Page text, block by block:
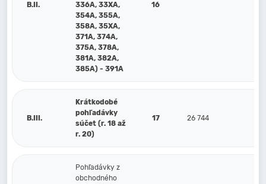
B.II.
336A, 33XA,
354A, 355A,
358A, 35XA,
371A, 374A,
375A, 378A,
381A, 382A,
385A) - 391A
16
B.III.
Krátkodobé
pohľadávky
súčet (r. 18 až
r. 20)
17 26 744
Pohľadávky z
obchodného